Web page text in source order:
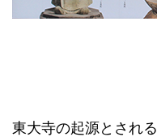
東大寺の起源とされる